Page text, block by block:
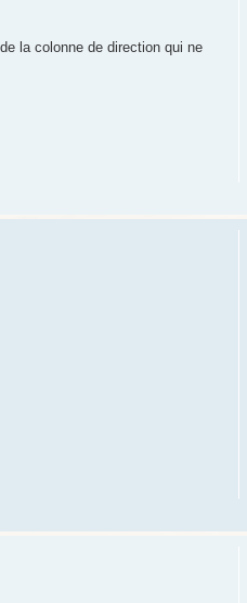
la colonne de direction qui ne